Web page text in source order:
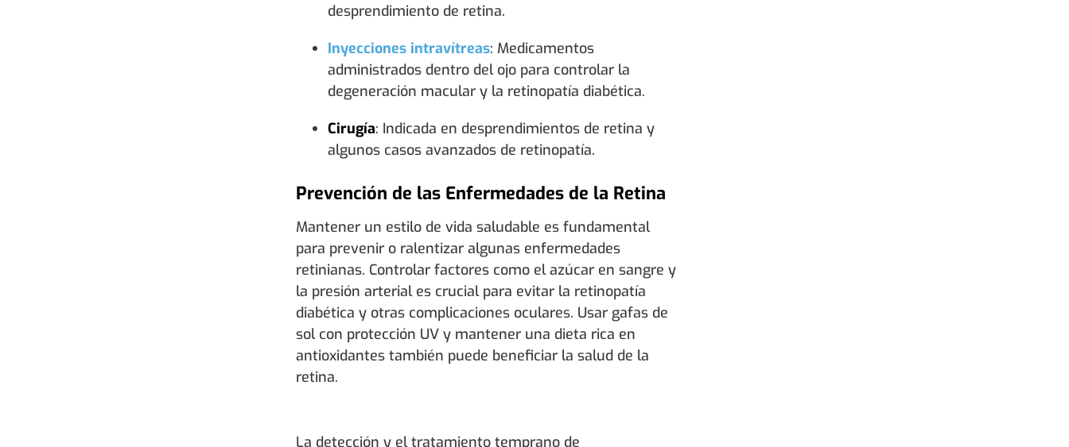
desprendimiento de retina.
Inyecciones intravítreas: Medicamentos
administrados dentro del ojo para controlar la
degeneración macular y la retinopatía diabética.
Cirugía: Indicada en desprendimientos de retina y
algunos casos avanzados de retinopatía.
Prevención de las Enfermedades de la Retina
Mantener un estilo de vida saludable es fundamental
para prevenir o ralentizar algunas enfermedades
retinianas. Controlar factores como el azúcar en sangre y
la presión arterial es crucial para evitar la retinopatía
diabética y otras complicaciones oculares. Usar gafas de
sol con protección UV y mantener una dieta rica en
antioxidantes también puede beneficiar la salud de la
retina.
La detección y el tratamiento temprano de